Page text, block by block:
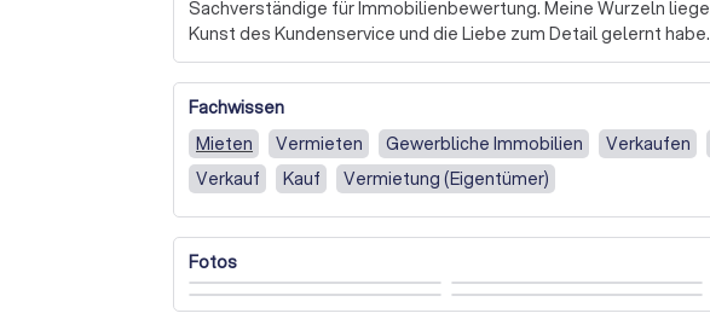
Sachverständige für Immobilienbewertung. Meine Wurzeln
Kunst des Kundenservice und die Liebe zum Detail gelernt
meine Arbeit als Immobilienmaklerin integriert, um Ihnen den
Als ausgebildete Immobilienmediatorin und NLP-Trainerin
mit, um Ihre Immobilienziele zu erreichen. Meine Expertise
Immobilienbewertung bis hin zur Konfliktlösung. Ich bin stolz
Schritt des Immobilienprozesses zu führen, und ich bin
Schritt zu übertreffen. Kontaktieren Sie mich noch heute, um
anzufordern und zu erfahren, wie ich Ihnen helfen kann, Ihre
Fachwissen
Mieten
Vermieten Gewerbliche Immobilien Verkaufen
Verkauf
Kauf Vermietung (Eigentümer)
Fotos